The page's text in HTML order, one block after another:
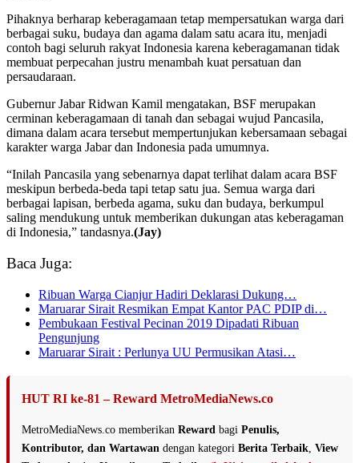
Pihaknya berharap keberagamaan tetap mempersatukan warga dari
berbagai suku, budaya dan agama dalam satu acara itu, menjadi
contoh bagi seluruh rakyat Indonesia karena keberagamanan tidak
membuat perpecahan justru menambah kuat persatuan dan
persaudaraan.
Gubernur Jabar Ridwan Kamil mengatakan, BSF merupakan
cerminan keberagamaan di tanah dan sebagai wujud Pancasila,
dimana dalam acara tersebut mempertunjukan kebersamaan sebagai
karakter warga Jabar dan Indonesia pada umumnya.
“Inilah Pancasila yang sebenarnya dapat terlihat dalam acara BSF
meskipun berbeda-beda tapi tetap satu jua. Semua warga dari
berbagai lapisan, berbeda agama, suku dan budaya, berkumpul
saling mendukung untuk memberikan dukungan atas keberagaman
di Indonesia,” tandasnya.(Jay)
Baca Juga:
Ribuan Warga Cianjur Hadiri Deklarasi Dukung…
Maruarar Sirait Resmikan Empat Kantor PAC PDIP di…
Pembukaan Festival Pecinan 2019 Dipadati Ribuan
Pengunjung
Maruarar Sirait : Perlunya UU Permusikan Atasi…
HUT RI ke-81 – Reward MetroMediaNews.co
MetroMediaNews.co memberikan Reward bagi Penulis,
Kontributor, dan Wartawan dengan kategori Berita Terbaik View